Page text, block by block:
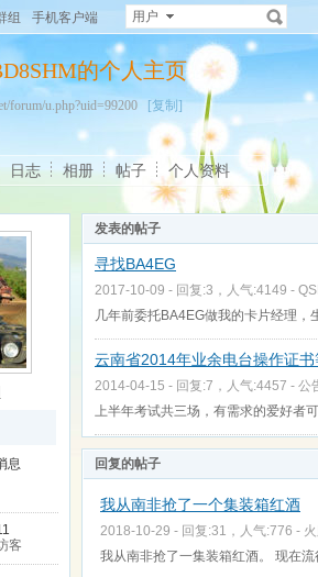
组 手机客户端 用户
的个人主页
forum/u.php?uid=99200 [复制]
日志 相册 帖子 个人资料
息
客
发表的帖子
寻找BA4EG
2017-10-09 - 回复:3，人气:4149 -
几年前委托BA4EG做我的卡片经理
云南省2014年业余电台操作证
2014-04-15 - 回复:7，人气:4457 - 公
上半年考试共三场，有需求的爱好者
回复的帖子
我从南非抢了一个集装箱红酒
2018-10-29 - 回复:31，人气:776 -
我从南非抢了一集装箱红酒。 现在